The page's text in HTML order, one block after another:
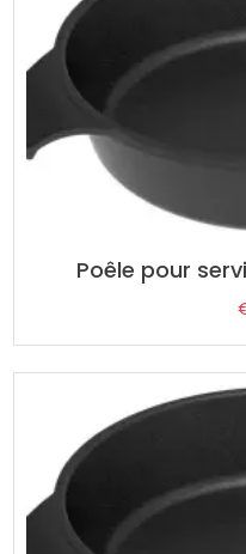
Poêle pour